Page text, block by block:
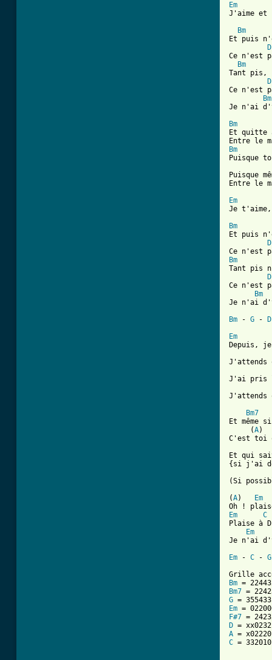
Em
J'aime et
Bm
Et puis
D
Ce n'est
Bm
Tant pis,
D
Ce n'est
Bm
Je n'ai
Bm
Et quitte
Bm
Puisque
Puisque
Entre le
Em
Bm
Et puis
D
Bm
Tant pis
D
Ce n'est
Bm
Je n'ai
Bm - G - D
Em
Depuis,
J'attends
J'ai pris
J'attends
Bm7
Et même
     (
A
C'est toi
Et qui
{si j'ai de
(Si
(A)
Em
Em
C
Plaise à
Em
Je n'ai
Em - C - G
Bm
Bm7
G
Em
F#7
D
A
C =